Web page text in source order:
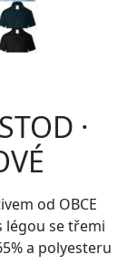
·
od OBCE
légou se třemi
a polyesteru